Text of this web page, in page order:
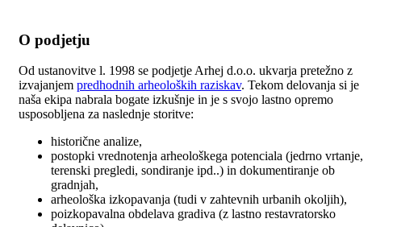
O podjetju
Od ustanovitve l. 1998 se podjetje Arhej d.o.o. ukvarja pretežno z
izvajanjem predhodnih arheoloških raziskav. Tekom delovanja si je
naša ekipa nabrala bogate izkušnje in je s svojo lastno opremo
usposobljena za naslednje storitve:
historične analize,
postopki vrednotenja arheološkega potenciala (jedrno vrtanje,
terenski pregledi, sondiranje ipd..) in dokumentiranje ob
gradnjah,
arheološka izkopavanja (tudi v zahtevnih urbanih okoljih),
poizkopavalna obdelava gradiva (z lastno restavratorsko